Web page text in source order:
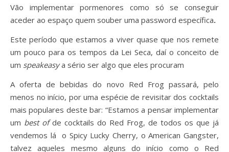
Vão implementar pormenores como só se conseguir
aceder ao espaço quem souber uma password específica.
Este período que estamos a viver quase que nos remete
um pouco para os tempos da Lei Seca, daí o conceito de
um speakeasya sério ser algo que eles procuram
A oferta de bebidas do novo Red Frog passará, pelo
menos no início, por uma espécie de revisitar dos cocktails
mais populares deste bar: “Estamos a pensar implementar
um best ofde cocktails do Red Frog, de todos os que já
vendemos lá o Spicy Lucky Cherry, o American Gangster,
talvez aqueles mesmo alguns do início como o Red